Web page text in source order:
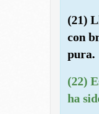
(21)
con
pura.
(22)
ha